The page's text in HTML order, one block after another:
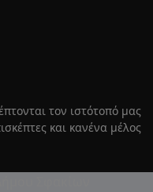
τον ιστότοπό μας
και κανένα μέλος